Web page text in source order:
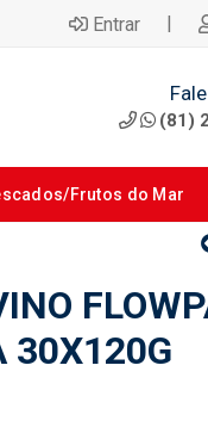
Entrar |
(81)
Frutos do Mar
30X120G